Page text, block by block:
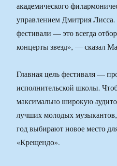
академического
управлением Дмитрия
фестивали — это всегда
концерты звезд», — сказал
Главная цель фестиваля —
исполнительской школы.
максимально широкую
лучших молодых
год выбирают новое место
«Крещендо».